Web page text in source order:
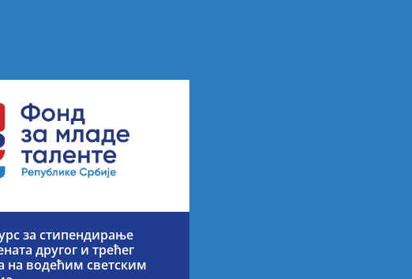
за стипендирање
другог и трећег
на водећим светским